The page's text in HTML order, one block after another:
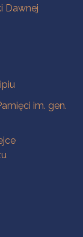
Dawnej
im. gen.